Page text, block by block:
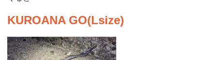
KUROANA GO(Lsize)